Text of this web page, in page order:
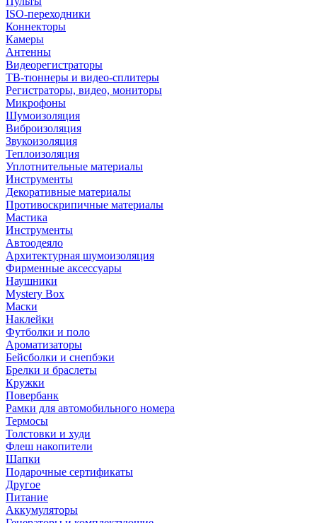
ISO-переходники
Коннекторы
Камеры
Антенны
Видеорегистраторы
ТВ-тюннеры и видео-сплитеры
Регистраторы, видео, мониторы
Микрофоны
Шумоизоляция
Виброизоляция
Звукоизоляция
Теплоизоляция
Уплотнительные материалы
Инструменты
Декоративные материалы
Противоскрипичные материалы
Мастика
Инструменты
Автоодеяло
Архитектурная шумоизоляция
Фирменные аксессуары
Наушники
Mystery Box
Маски
Наклейки
Футболки и поло
Ароматизаторы
Бейсболки и снепбэки
Брелки и браслеты
Кружки
Повербанк
Рамки для автомобильного номера
Термосы
Толстовки и худи
Флеш накопители
Шапки
Подарочные сертификаты
Другое
Питание
Аккумуляторы